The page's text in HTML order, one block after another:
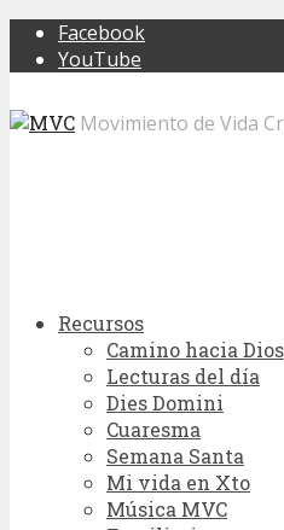
Facebook
YouTube
Movimiento de Vida
Recursos
Camino hacia Dios
Lecturas del día
Dies Domini
Cuaresma
Semana Santa
Mi vida en Xto
Música MVC